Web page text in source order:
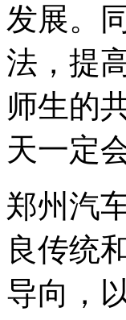
发展。
法，提
师生的
天一定
郑州汽
良传统
导向，